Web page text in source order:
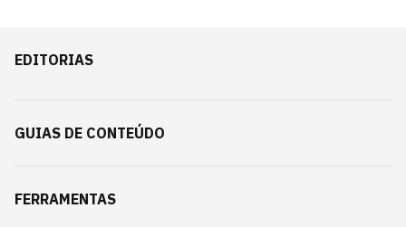
EDITORIAS
GUIAS DE CONTEÚDO
FERRAMENTAS